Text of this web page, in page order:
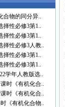
合物的同分异..
择性必修3第1..
择性必修3第1..
择性必修3人教..
择性必修3第1..
择性必修3第1..
学年人教版选..
时《有机化合..
时《有机化合..
《有机化合物..